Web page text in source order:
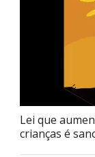
Lei que
crianças é